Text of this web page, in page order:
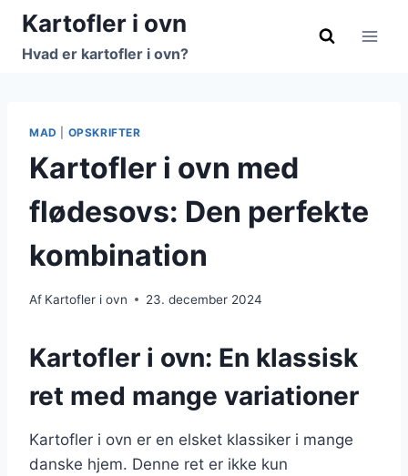
Fortsæt
indhold
Kartofler i ovn
Hvad er kartofler i ovn?
MAD OPSKRIFTER
Kartofler i ovn med
flødesovs: Den perfekte
kombination
Af Kartofler i ovn 23. december 2024
Kartofler i ovn: En klassisk
ret med mange variationer
Kartofler i ovn er en elsket klassiker i mange
danske hjem. Denne ret er ikke kun